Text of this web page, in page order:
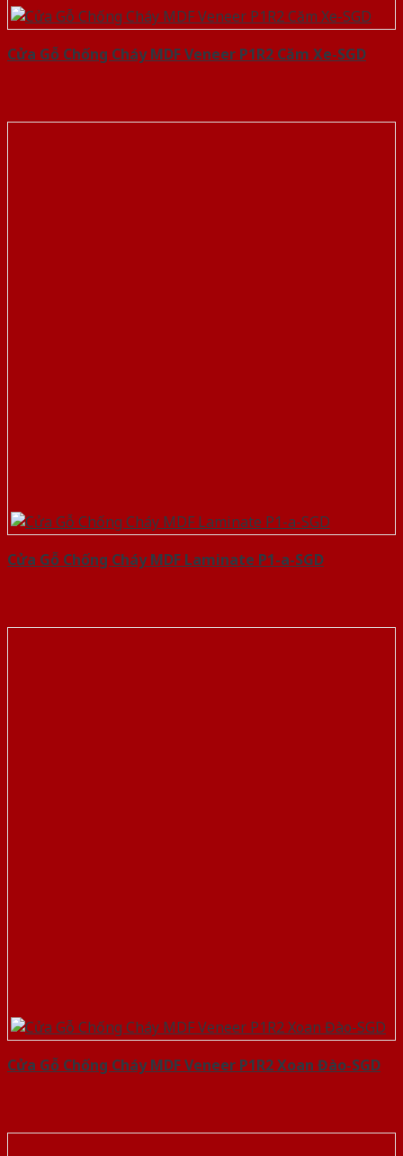
Cửa Gỗ Chống Cháy MDF Veneer P1R2 Căm Xe-SGD
Cửa Gỗ Chống Cháy MDF Laminate P1-a-SGD
Cửa Gỗ Chống Cháy MDF Veneer P1R2 Xoan Đào-SGD